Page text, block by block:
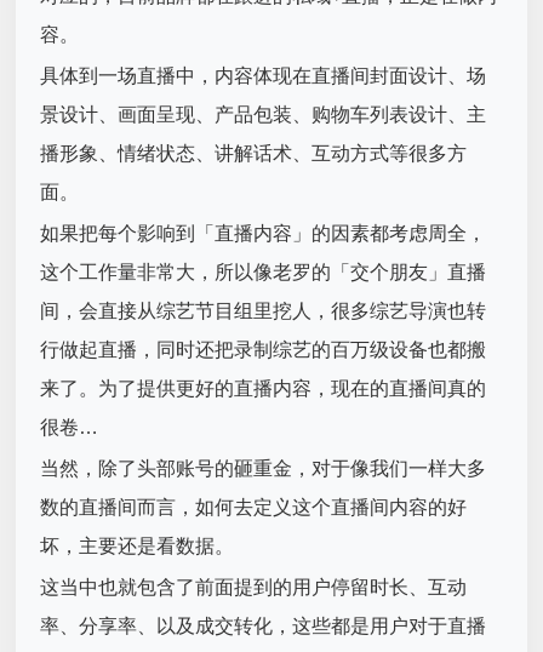
容。
具体到一场直播中，内容体现在直播间封面设计、场
景设计、画面呈现、产品包装、购物车列表设计、主
播形象、情绪状态、讲解话术、互动方式等很多方
面。
如果把每个影响到「直播内容」的因素都考虑周全，
这个工作量非常大，所以像老罗的「交个朋友」直播
间，会直接从综艺节目组里挖人，很多综艺导演也转
行做起直播，同时还把录制综艺的百万级设备也都搬
来了。为了提供更好的直播内容，现在的直播间真的
很卷…
当然，除了头部账号的砸重金，对于像我们一样大多
数的直播间而言，如何去定义这个直播间内容的好
坏，主要还是看数据。
这当中也就包含了前面提到的用户停留时长、互动
率、分享率、以及成交转化，这些都是用户对于直播